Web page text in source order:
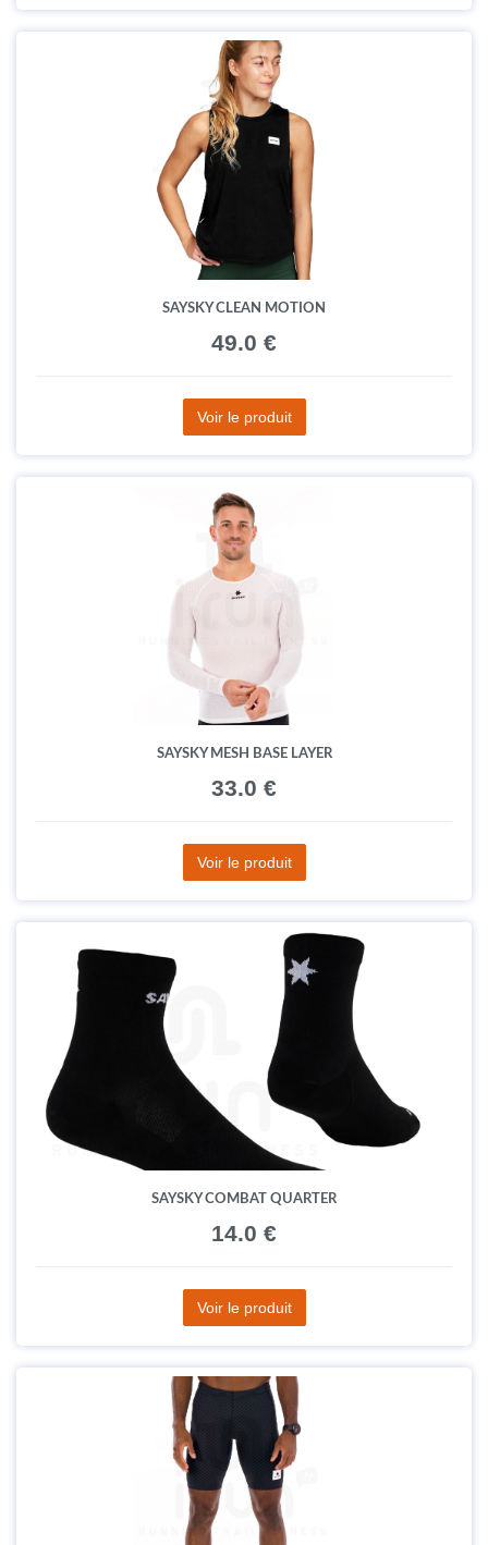
SAYSKY CLEAN MOTION
49.0 €
Voir le produit
SAYSKY MESH BASE LAYER
33.0 €
Voir le produit
SAYSKY COMBAT QUARTER
14.0 €
Voir le produit